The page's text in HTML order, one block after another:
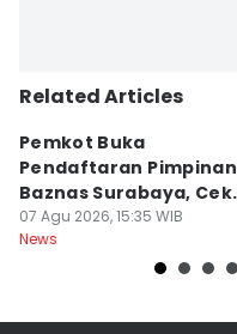
Related Articles
Pemkot Buka
Pendaftaran Pimpinan
Baznas Surabaya, Cek
Syaratnya
07 Agu 2026, 15:35 WIB
News